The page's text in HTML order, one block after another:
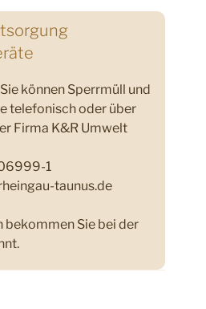
Sie können Sperrmüll und
telefonisch oder über
Firma K&R Umwelt
1
taunus.de
bekommen Sie bei der